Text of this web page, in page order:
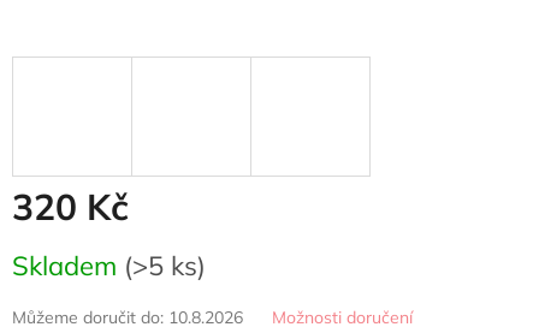
320 Kč
cena:
Skladem (>5 ks)
Můžeme doručit do: 10.8.2026 Možnosti doručení